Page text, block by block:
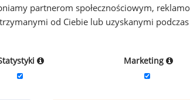
przemysł próba:
partnerom społecznościowym,
od Ciebie lub uzyskanymi podczas
Marketing